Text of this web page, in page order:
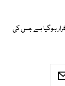
فرار ہوگیا ہے جس کی